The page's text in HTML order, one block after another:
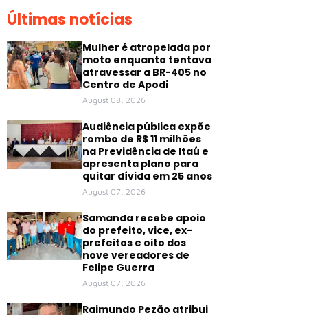
Últimas notícias
Mulher é atropelada por
moto enquanto tentava
atravessar a BR-405 no
Centro de Apodi
August 08, 2026
Audiência pública expõe
rombo de R$ 11 milhões
na Previdência de Itaú e
apresenta plano para
quitar dívida em 25 anos
August 07, 2026
Samanda recebe apoio
do prefeito, vice, ex-
prefeitos e oito dos
nove vereadores de
Felipe Guerra
August 07, 2026
Raimundo Pezão atribui